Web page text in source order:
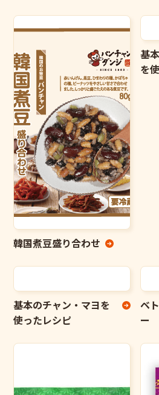
韓国煮豆盛り合わせ
基
を
基本のチャン・マヨを
使ったレシピ
ベ
ー